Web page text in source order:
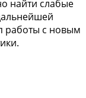
найти слабые
работы с новым